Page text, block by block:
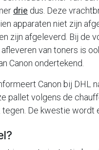
drie dus. Deze
apparaten niet zijn
zijn afgeleverd. Bij de
afleveren van toners is
Canon ondertekend.
Canon bij DHL
pallet volgens de
tegen. De kwestie wordt